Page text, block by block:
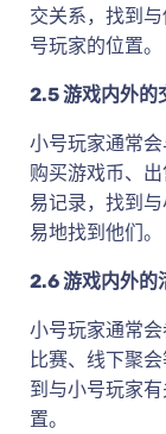
交关系，找到
号玩家的位置。
2.5 游戏内外的
小号玩家通常
购买游戏币、
易记录，找到
易地找到他们。
2.6 游戏内外的
小号玩家通常
比赛、线下聚
到与小号玩家
置。